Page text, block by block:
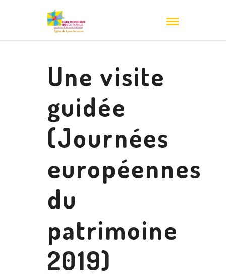
Une visite
guidée
(Journées
européennes
du
patrimoine
2019)